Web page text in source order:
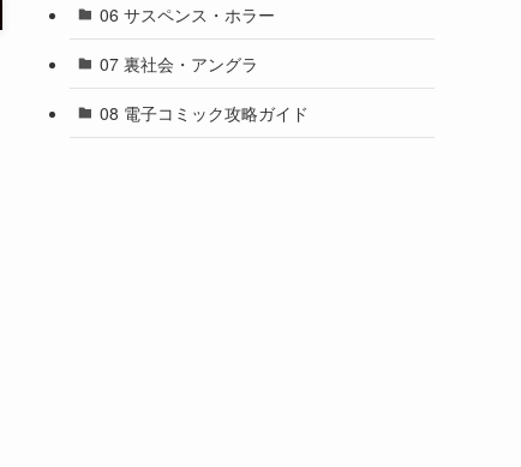
06 サスペンス・ホラー
07 裏社会・アングラ
08 電子コミック攻略ガイド